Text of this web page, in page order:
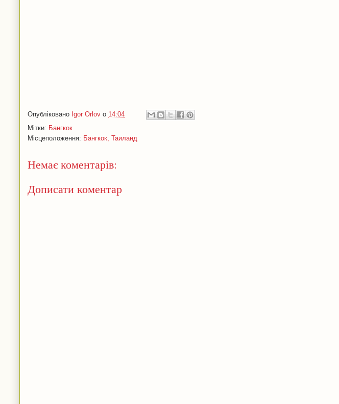
Опубліковано Igor Orlov о 14:04
Мітки: Бангкок
Місцеположення: Бангкок, Таиланд
Немає коментарів:
Дописати коментар